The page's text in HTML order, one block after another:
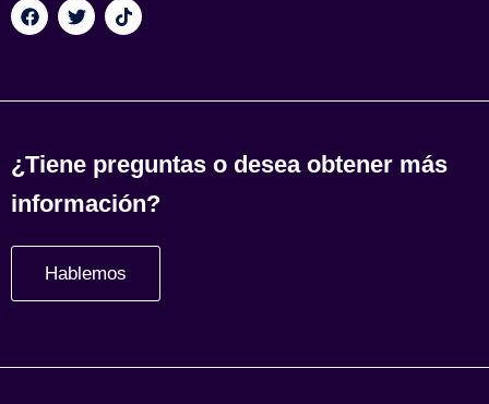
¿Tiene preguntas o desea obtener más
información?
Hablemos